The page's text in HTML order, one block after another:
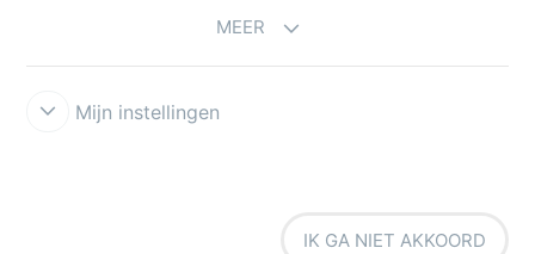
Privacyverklaring Cookies Forbo
MEER
Mijn instellingen
IK GA NIET AKKOORD